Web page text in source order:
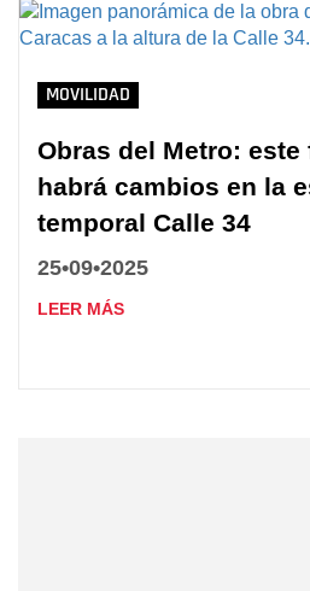
MOVILIDAD
Obras del Metro: este
habrá cambios en la
temporal Calle 34
25•09•2025
LEER MÁS